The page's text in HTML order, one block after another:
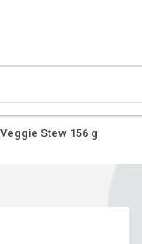
Stew 156 g